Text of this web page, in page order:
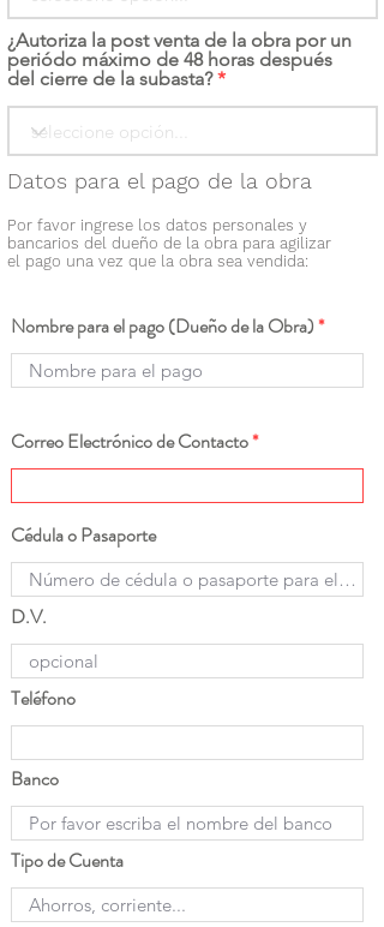
¿Autoriza la post venta de la obra por un
periódo máximo de 48 horas después
del cierre de la subasta?
Datos para el pago de la obra
Por favor ingrese los datos personales y
bancarios del dueño de la obra para agilizar
el pago una vez que la obra sea vendida:
Nombre para el pago (Dueño de la Obra)
Correo Electrónico de Contacto
Cédula o Pasaporte
D.V.
Teléfono
Banco
Tipo de Cuenta